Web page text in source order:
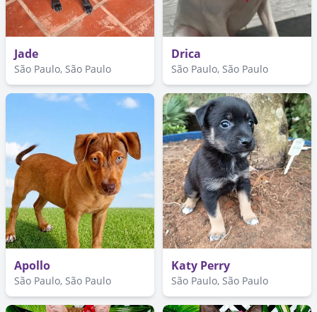
Jade
São Paulo, São Paulo
Drica
São Paulo, São Paulo
Apollo
São Paulo, São Paulo
Katy Perry
São Paulo, São Paulo